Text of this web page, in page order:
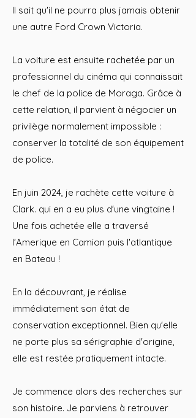
Il sait qu'il ne pourra plus jamais obtenir
une autre Ford Crown Victoria.
La voiture est ensuite rachetée par un
professionnel du cinéma qui connaissait
le chef de la police de Moraga. Grâce à
cette relation, il parvient à négocier un
privilège normalement impossible :
conserver la totalité de son équipement
de police.
En juin 2024, je rachète cette voiture à
Clark. qui en a eu plus d'une vingtaine !
Une fois achetée elle a traversé
l'Amerique en Camion puis l'atlantique
en Bateau !
En la découvrant, je réalise
immédiatement son état de
conservation exceptionnel. Bien qu'elle
ne porte plus sa sérigraphie d'origine,
elle est restée pratiquement intacte.
Je commence alors des recherches sur
son histoire. Je parviens à retrouver